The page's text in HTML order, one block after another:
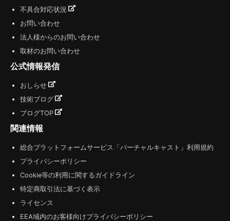
不具合対応状況
お問い合わせ
法人様からのお問い合わせ
取材のお問い合わせ
公式情報発信
おしらせ
技術ブログ
ブログTOP
関連情報
総合プラットフォームサービス「バーチャルキャスト」利用規約
プライバシーポリシー
Cookie等の利用に関するガイドライン
特定商取引法に基づく表示
ライセンス
EEA域内のお客様向けプライバシーポリシー